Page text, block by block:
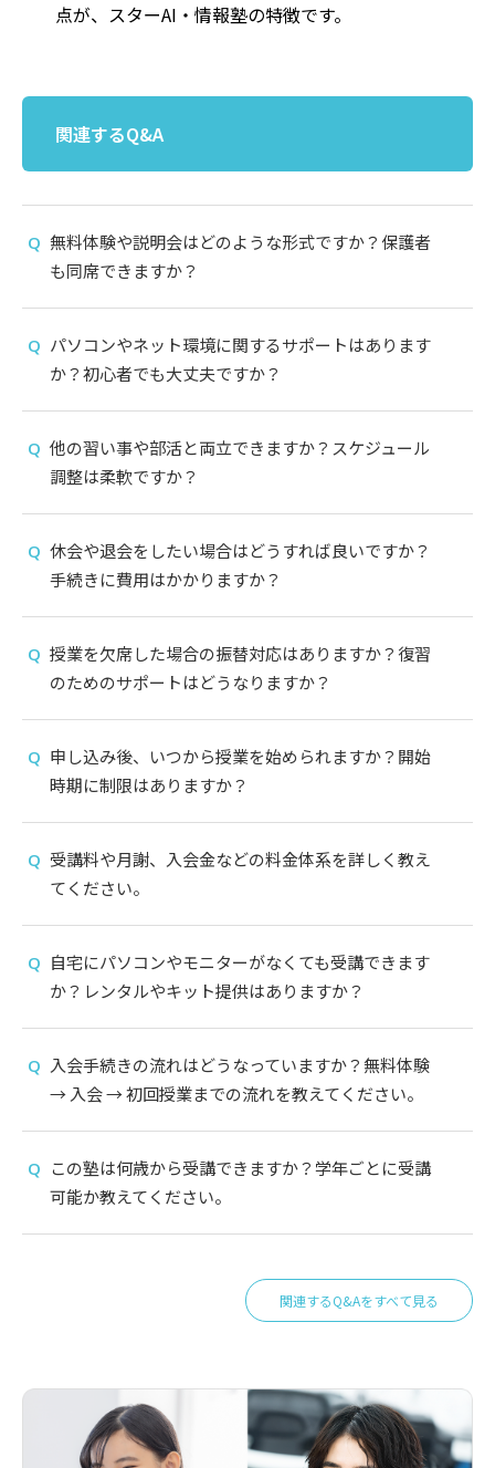
点が、スターAI・情報塾の特徴です。
関連するQ&A
無料体験や説明会はどのような形式ですか？保護者
も同席できますか？
パソコンやネット環境に関するサポートはあります
か？初心者でも大丈夫ですか？
他の習い事や部活と両立できますか？スケジュール
調整は柔軟ですか？
休会や退会をしたい場合はどうすれば良いですか？
手続きに費用はかかりますか？
授業を欠席した場合の振替対応はありますか？復習
のためのサポートはどうなりますか？
申し込み後、いつから授業を始められますか？開始
時期に制限はありますか？
受講料や月謝、入会金などの料金体系を詳しく教え
てください。
自宅にパソコンやモニターがなくても受講できます
か？レンタルやキット提供はありますか？
入会手続きの流れはどうなっていますか？無料体験
→ 入会 → 初回授業までの流れを教えてください。
この塾は何歳から受講できますか？学年ごとに受講
可能か教えてください。
関連するQ&Aをすべて見る